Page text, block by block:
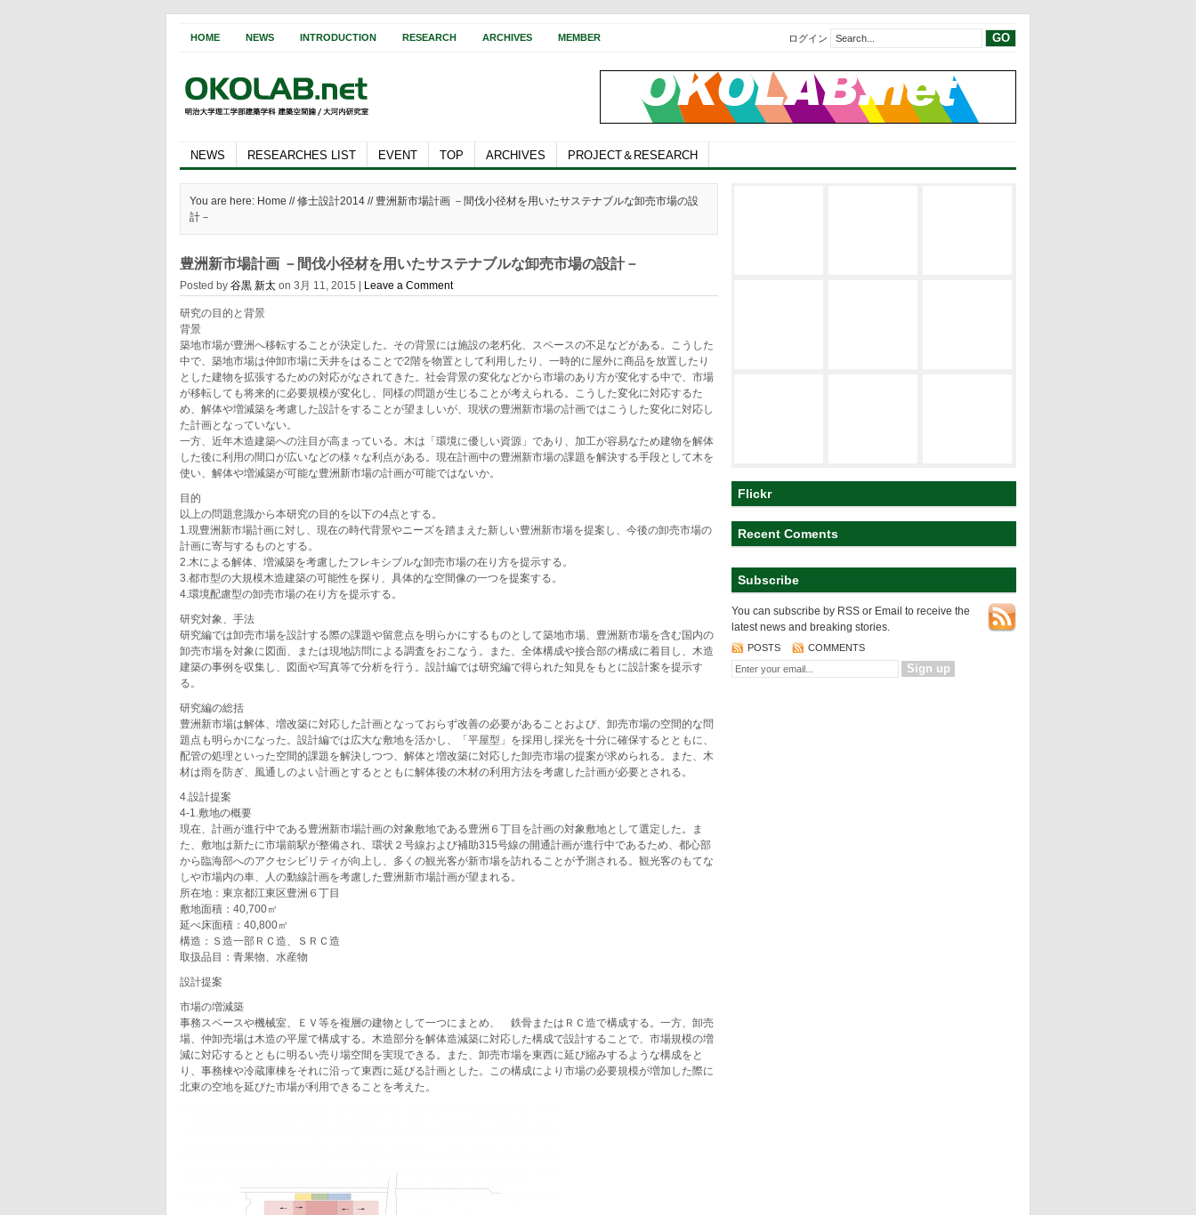
HOME NEWS INTRODUCTION RESEARCH ARCHIVES MEMBER ログイン
NEWS RESEARCHES LIST EVENT TOP ARCHIVES PROJECT＆RESEARCH
You are here: Home //修士設計2014 // 豊洲新市場計画 －間伐小径材を用いたサステナブルな卸売市場の設
計－
豊洲新市場計画 －間伐小径材を用いたサステナブルな卸売市場の設計－
Posted by 谷黒 新太 on 3月 11, 2015 | Leave a Comment
研究の目的と背景
背景
築地市場が豊洲へ移転することが決定した。その背景には施設の老朽化、スペースの不足などがある。こうした
中で、築地市場は仲卸市場に天井をはることで2階を物置として利用したり、一時的に屋外に商品を放置したり
とした建物を拡張するための対応がなされてきた。社会背景の変化などから市場のあり方が変化する中で、市場
が移転しても将来的に必要規模が変化し、同様の問題が生じることが考えられる。こうした変化に対応するた
め、解体や増減築を考慮した設計をすることが望ましいが、現状の豊洲新市場の計画ではこうした変化に対応し
た計画となっていない。
一方、近年木造建築への注目が高まっている。木は「環境に優しい資源」であり、加工が容易なため建物を解体
した後に利用の間口が広いなどの様々な利点がある。現在計画中の豊洲新市場の課題を解決する手段として木を
使い、解体や増減築が可能な豊洲新市場の計画が可能ではないか。
目的
以上の問題意識から本研究の目的を以下の4点とする。
1.現豊洲新市場計画に対し、現在の時代背景やニーズを踏まえた新しい豊洲新市場を提案し、今後の卸売市場の
計画に寄与するものとする。
2.木による解体、増減築を考慮したフレキシブルな卸売市場の在り方を提示する。
3.都市型の大規模木造建築の可能性を探り、具体的な空間像の一つを提案する。
4.環境配慮型の卸売市場の在り方を提示する。
研究対象、手法
研究編では卸売市場を設計する際の課題や留意点を明らかにするものとして築地市場、豊洲新市場を含む国内の
卸売市場を対象に図面、または現地訪問による調査をおこなう。また、全体構成や接合部の構成に着目し、木造
建築の事例を収集し、図面や写真等で分析を行う。設計編では研究編で得られた知見をもとに設計案を提示す
る。
研究編の総括
豊洲新市場は解体、増改築に対応した計画となっておらず改善の必要があることおよび、卸売市場の空間的な問
題点も明らかになった。設計編では広大な敷地を活かし、「平屋型」を採用し採光を十分に確保するとともに、
配管の処理といった空間的課題を解決しつつ、解体と増改築に対応した卸売市場の提案が求められる。また、木
材は雨を防ぎ、風通しのよい計画とするとともに解体後の木材の利用方法を考慮した計画が必要とされる。
4.設計提案
4-1.敷地の概要
現在、計画が進行中である豊洲新市場計画の対象敷地である豊洲６丁目を計画の対象敷地として選定した。ま
た、敷地は新たに市場前駅が整備され、環状２号線および補助315号線の開通計画が進行中であるため、都心部
から臨海部へのアクセシビリティが向上し、多くの観光客が新市場を訪れることが予測される。観光客のもてな
しや市場内の車、人の動線計画を考慮した豊洲新市場計画が望まれる。
所在地：東京都江東区豊洲６丁目
敷地面積：40,700㎡
延べ床面積：40,800㎡
構造：Ｓ造一部ＲＣ造、ＳＲＣ造
取扱品目：青果物、水産物
設計提案
市場の増減築
事務スペースや機械室、ＥＶ等を複層の建物として一つにまとめ、 鉄骨またはＲＣ造で構成する。一方、卸売
場、仲卸売場は木造の平屋で構成する。木造部分を解体造減築に対応した構成で設計することで、市場規模の増
減に対応するとともに明るい売り場空間を実現できる。また、卸売市場を東西に延び縮みするような構成をと
り、事務棟や冷蔵庫棟をそれに沿って東西に延びる計画とした。この構成により市場の必要規模が増加した際に
北東の空地を延びた市場が利用できることを考えた。
Flickr
Recent Coments
Subscribe
You can subscribe by RSS or Email to receive the
latest news and breaking stories.
POSTS COMMENTS